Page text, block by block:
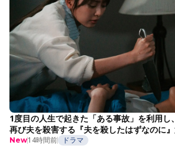
1度目の人生で起きた「ある事故」を利用し
再び夫を殺害する『夫を殺したはずなのに
New14時間前 ドラマ